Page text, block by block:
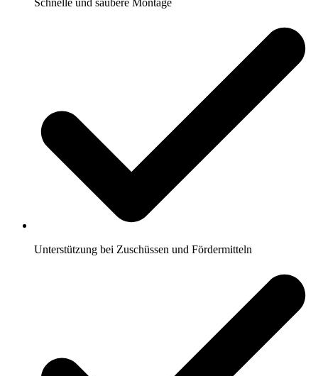
Schnelle und saubere Montage
Unterstützung bei Zuschüssen und Fördermitteln